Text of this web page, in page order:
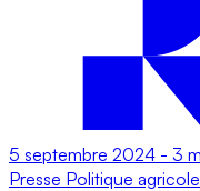
5 septembre 2024 - 3
Presse Politique agricole